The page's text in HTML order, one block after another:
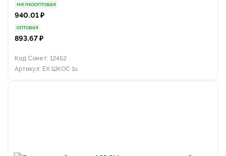
мелкооптовая
940.01 ₽
оптовая
893.67 ₽
Код Сонет: 12452
Артикул: EX ШКОС 1u